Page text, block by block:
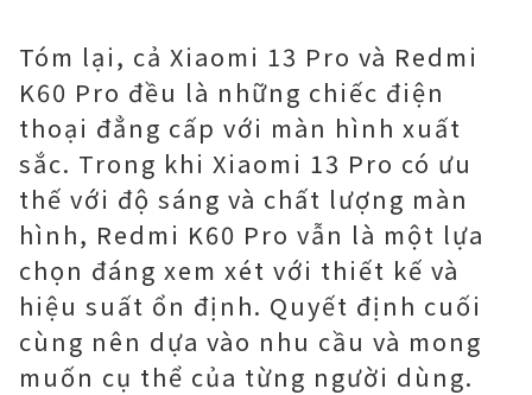
Tóm lại, cả Xiaomi 13 Pro và Redmi
K60 Pro đều là những chiếc điện
thoại đẳng cấp với màn hình xuất
sắc. Trong khi Xiaomi 13 Pro có ưu
thế với độ sáng và chất lượng màn
hình, Redmi K60 Pro vẫn là một lựa
chọn đáng xem xét với thiết kế và
hiệu suất ổn định. Quyết định cuối
cùng nên dựa vào nhu cầu và mong
muốn cụ thể của từng người dùng.